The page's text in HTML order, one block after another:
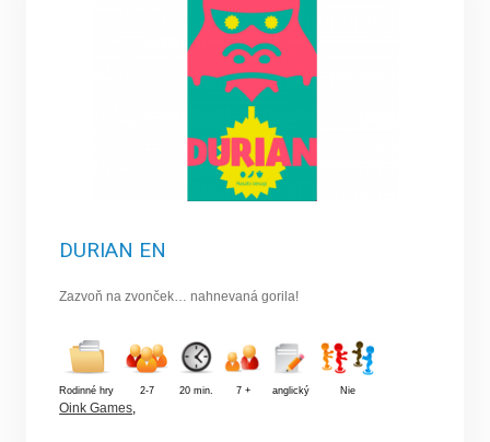
DURIAN EN
Zazvoň na zvonček… nahnevaná gorila!
Rodinné hry 2-7 20 min. 7 + anglický Nie
Oink Games,